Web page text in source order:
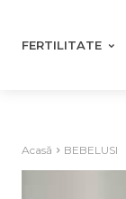
FERTILITATE
Acasă BEBELUSI